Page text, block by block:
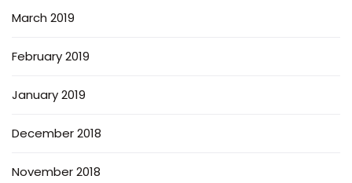
March 2019
February 2019
January 2019
December 2018
November 2018